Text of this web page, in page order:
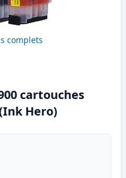
complets
cartouches
Hero)